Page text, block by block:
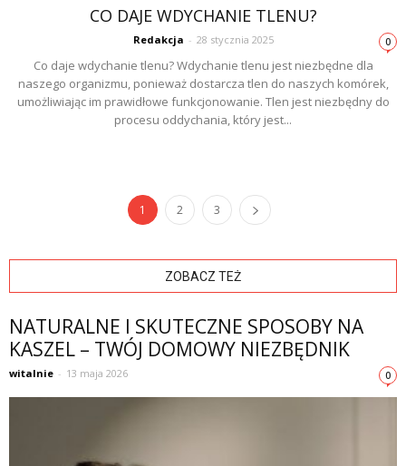
CO DAJE WDYCHANIE TLENU?
Redakcja - 28 stycznia 2025 0
Co daje wdychanie tlenu? Wdychanie tlenu jest niezbędne dla
naszego organizmu, ponieważ dostarcza tlen do naszych komórek,
umożliwiając im prawidłowe funkcjonowanie. Tlen jest niezbędny do
procesu oddychania, który jest...
1 2 3
ZOBACZ TEŻ
NATURALNE I SKUTECZNE SPOSOBY NA
KASZEL – TWÓJ DOMOWY NIEZBĘDNIK
witalnie - 13 maja 2026 0